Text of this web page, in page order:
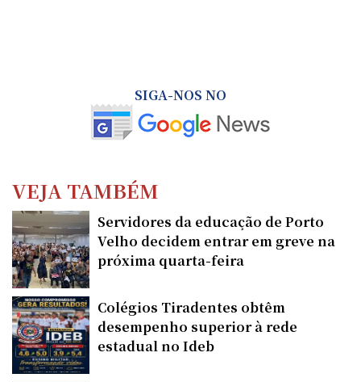
SIGA-NOS NO
VEJA TAMBÉM
Servidores da educação de Porto
Velho decidem entrar em greve na
próxima quarta-feira
Colégios Tiradentes obtêm
desempenho superior à rede
estadual no Ideb